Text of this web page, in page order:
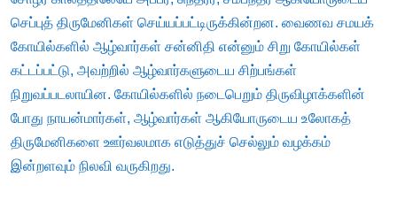
செப்புத் திருமேனிகள் செய்யப்பட்டிருக்கின்றன. வைணவ சமயக்
கோயில்களில் ஆழ்வார்கள் சன்னிதி என்னும் சிறு கோயில்கள்
கட்டப்பட்டு, அவற்றில் ஆழ்வார்களுடைய சிற்பங்கள்
நிறுவப்படலாயின. கோயில்களில் நடைபெறும் திருவிழாக்களின்
போது நாயன்மார்கள், ஆழ்வார்கள் ஆகியோருடைய உலோகத்
திருமேனிகளை ஊர்வலமாக எடுத்துச் செல்லும் வழக்கம்
இன்றளவும் நிலவி வருகிறது.